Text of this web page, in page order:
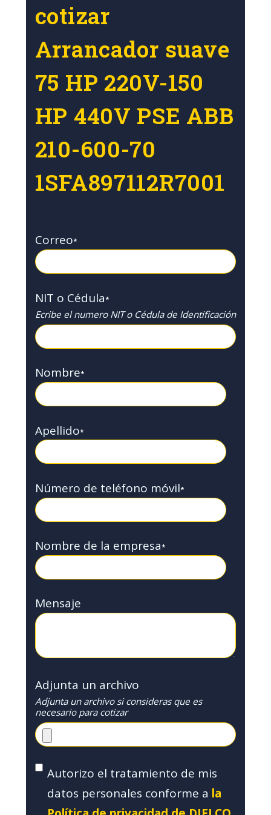
cotizar
Arrancador suave
75 HP 220V-150
HP 440V PSE ABB
210-600-70
1SFA897112R7001
Correo*
NIT o Cédula*
Ecribe el numero NIT o Cédula de Identificación
Nombre*
Apellido*
Número de teléfono móvil*
Nombre de la empresa*
Mensaje
Adjunta un archivo
Adjunta un archivo si consideras que es
necesario para cotizar
Autorizo el tratamiento de mis
datos personales conforme a la